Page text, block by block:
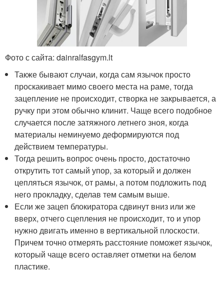
Фото с сайта: dainralfasgym.lt
Также бывают случаи, когда сам язычок просто
проскакивает мимо своего места на раме, тогда
зацепление не происходит, створка не закрывается, а
ручку при этом обычно клинит. Чаще всего подобное
случается после затяжного летнего зноя, когда
материалы неминуемо деформируются под
действием температуры.
Тогда решить вопрос очень просто, достаточно
открутить тот самый упор, за который и должен
цепляться язычок, от рамы, а потом подложить под
него прокладку, сделав тем самым выше.
Если же зацеп блокиратора сдвинут вниз или же
вверх, отчего сцепления не происходит, то и упор
нужно двигать именно в вертикальной плоскости.
Причем точно отмерять расстояние поможет язычок,
который чаще всего оставляет отметки на белом
пластике.